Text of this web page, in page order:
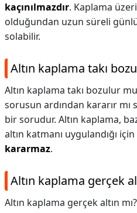
kaçınılmazdır. Kaplama
olduğundan uzun süreli
solabilir.
Altın kaplama takı
Altın kaplama takı bozulur
sorusun ardından kararır mı
bir sorudur. Altın kaplama,
altın katmanı uygulandığı
kararmaz.
Altın kaplama gerçek
Altın kaplama gerçek altın